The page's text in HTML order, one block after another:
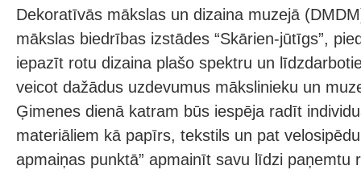
Dekoratīvās mākslas un dizaina muzejā
mākslas biedrības izstādes “Skārien-jūtīgs”,
iepazīt rotu dizaina plašo spektru un
veicot dažādus uzdevumus mākslinieku un
Ģimenes dienā katram būs iespēja radīt
materiāliem kā papīrs, tekstils un pat
apmaiņas punktā” apmainīt savu līdzi paņemtu